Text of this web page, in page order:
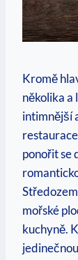
Kromě
několika
intimnější
ponořit se
mořské
kuchyně.